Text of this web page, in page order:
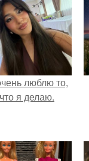
люблю то,
что я делаю.